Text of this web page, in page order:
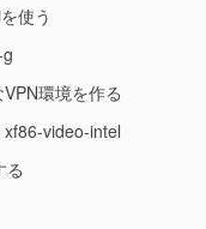
使う
環境を作る
video-intel
る